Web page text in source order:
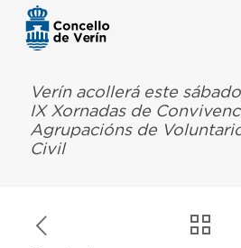
Verín acollerá este
IX Xornadas de
Agrupacións de
Civil